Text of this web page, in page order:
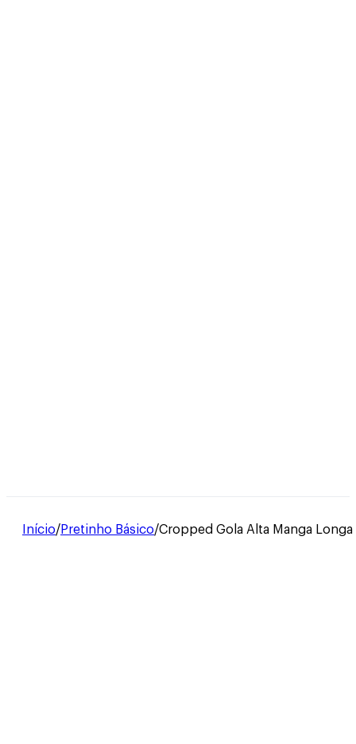
Início/Pretinho Básico/Cropped Gola Alta Manga Longa